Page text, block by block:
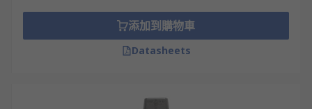
添加到購物車
Datasheets